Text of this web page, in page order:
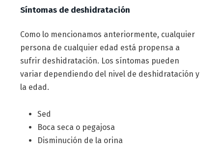
Síntomas de deshidratación
Como lo mencionamos anteriormente, cualquier
persona de cualquier edad está propensa a
sufrir deshidratación. Los síntomas pueden
variar dependiendo del nivel de deshidratación y
la edad.
Sed
Boca seca o pegajosa
Disminución de la orina